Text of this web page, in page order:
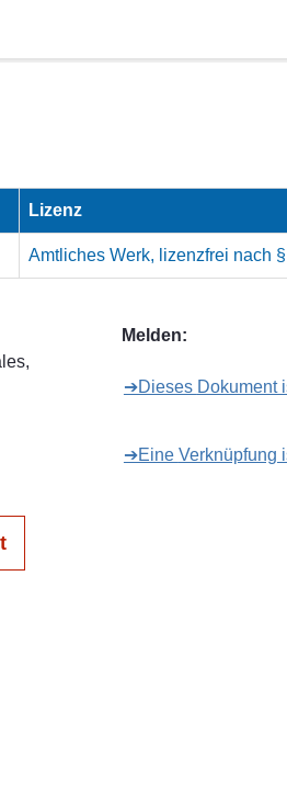
Lizenz
Amtliches Werk, lizenzfrei nach
Melden:
➔Dieses
➔Eine